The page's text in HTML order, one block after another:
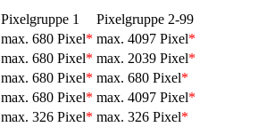
Pixelgruppe 1
Pixelgruppe 2-99
max. 680 Pixel* max. 4097 Pixel*
max. 680 Pixel* max. 2039 Pixel*
max. 680 Pixel* max. 680 Pixel*
max. 680 Pixel* max. 4097 Pixel*
max. 326 Pixel* max. 326 Pixel*